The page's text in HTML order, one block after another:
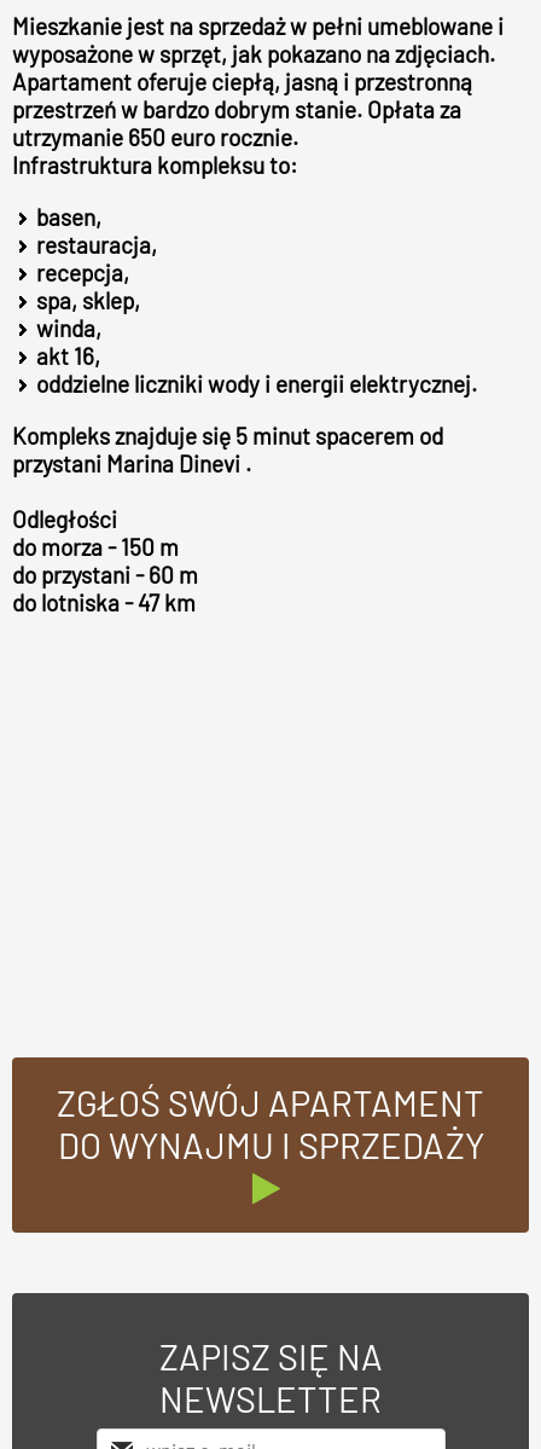
Mieszkanie jest na sprzedaż w pełni umeblowane i
wyposażone w sprzęt, jak pokazano na zdjęciach.
Apartament oferuje ciepłą, jasną i przestronną
przestrzeń w bardzo dobrym stanie. Opłata za
utrzymanie 650 euro rocznie.
Infrastruktura kompleksu to:
basen,
restauracja,
recepcja,
spa, sklep,
winda,
akt 16,
oddzielne liczniki wody i energii elektrycznej.
Kompleks znajduje się 5 minut spacerem od
przystani Marina Dinevi .
Odległości
do morza - 150 m
do przystani - 60 m
do lotniska - 47 km
ZGŁOŚ SWÓJ APARTAMENT
DO WYNAJMU I SPRZEDAŻY
ZAPISZ SIĘ NA
NEWSLETTER